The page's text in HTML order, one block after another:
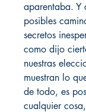
aparentaba. Y
posibles
secretos
como dijo
nuestras
muestran lo
de todo, es
cualquier